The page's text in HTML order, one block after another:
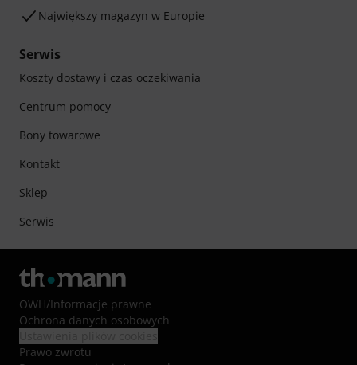
Największy magazyn w Europie
Serwis
Koszty dostawy i czas oczekiwania
Centrum pomocy
Bony towarowe
Kontakt
Sklep
Serwis
OWH/Informacje prawne
Ochrona danych osobowych
Prawo zwrotu